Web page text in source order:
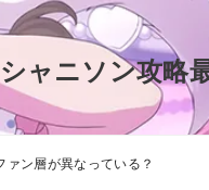
ャニソン攻略
ァン層が異なっている？